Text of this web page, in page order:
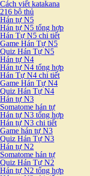
Cách viết katakana
216 bộ thủ
Hán tự N5
Hán tự N5 tổng hợp
Hán Tự N5 chi tiết
Game Hán Tự N5
Quiz Hán Tự N5
Hán tự N4
Hán tự N4 tổng hợp
Hán Tự N4 chi tiết
Game Hán Tự N4
Quiz Hán Tự N4
Hán tự N3
Somatome hán tự
Hán tự N3 tổng hợp
Hán tự N3 chi tiết
Game hán tự N3
Quiz Hán Tự N3
Hán tự N2
Somatome hán tự
Quiz Hán Tự N2
Hán tự N2 tổng hợp